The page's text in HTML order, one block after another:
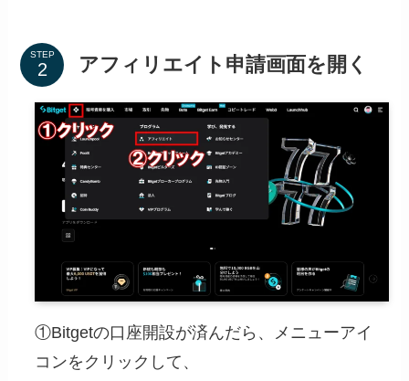
STEP アフィリエイト申請画面を開く
①Bitgetの口座開設が済んだら、メニューアイ
コンをクリックして、